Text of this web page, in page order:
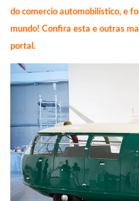
do comercio automobilístico, e
mundo! Confira esta e outras
portal.